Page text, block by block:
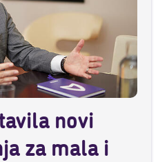
novi
za mala i